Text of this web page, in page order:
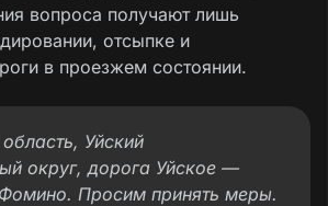
вопроса получают лишь
отсыпке и
в проезжем состоянии.
Уйский
округ, дорога Уйское —
Просим принять меры.